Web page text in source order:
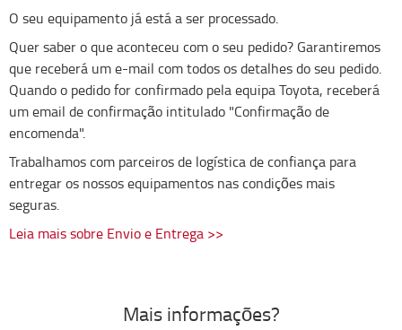
O seu equipamento já está a ser processado.
Quer saber o que aconteceu com o seu pedido? Garantiremos
que receberá um e-mail com todos os detalhes do seu pedido.
Quando o pedido for confirmado pela equipa Toyota, receberá
um email de confirmação intitulado "Confirmação de
encomenda".
Trabalhamos com parceiros de logística de confiança para
entregar os nossos equipamentos nas condições mais
seguras.
Leia mais sobre Envio e Entrega >>
Mais informações?